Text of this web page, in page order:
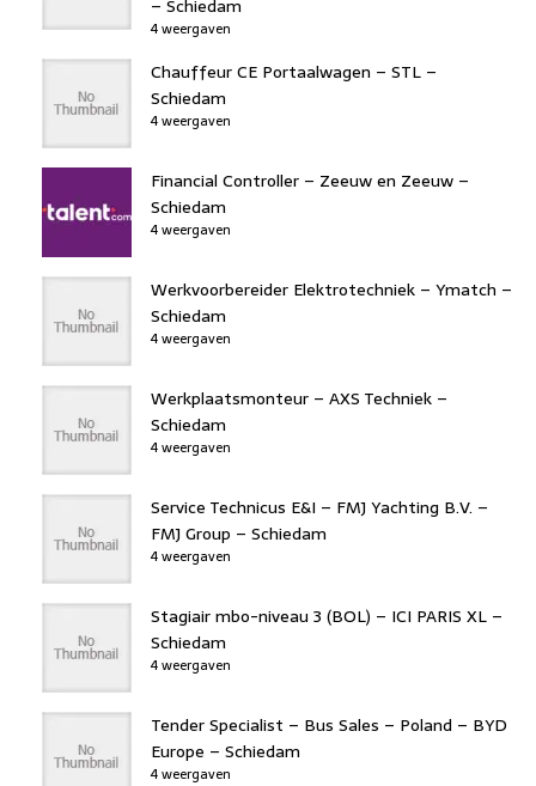
– Schiedam
4 weergaven
Chauffeur CE Portaalwagen – STL –
Schiedam
4 weergaven
Financial Controller – Zeeuw en Zeeuw –
Schiedam
4 weergaven
Werkvoorbereider Elektrotechniek – Ymatch –
Schiedam
4 weergaven
Werkplaatsmonteur – AXS Techniek –
Schiedam
4 weergaven
Service Technicus E&I – FMJ Yachting B.V. –
FMJ Group – Schiedam
4 weergaven
Stagiair mbo-niveau 3 (BOL) – ICI PARIS XL –
Schiedam
4 weergaven
Tender Specialist – Bus Sales – Poland – BYD
Europe – Schiedam
4 weergaven